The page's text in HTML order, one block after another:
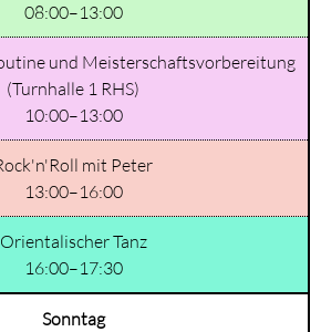
08:00–13:00
und Meisterschaftsvorbereitung
(Turnhalle 1 RHS)
10:00–13:00
mit Peter
13:00–16:00
Orientalischer Tanz
16:00–17:30
Sonntag